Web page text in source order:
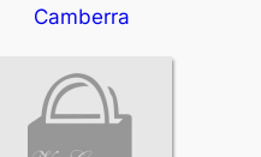
Camberra